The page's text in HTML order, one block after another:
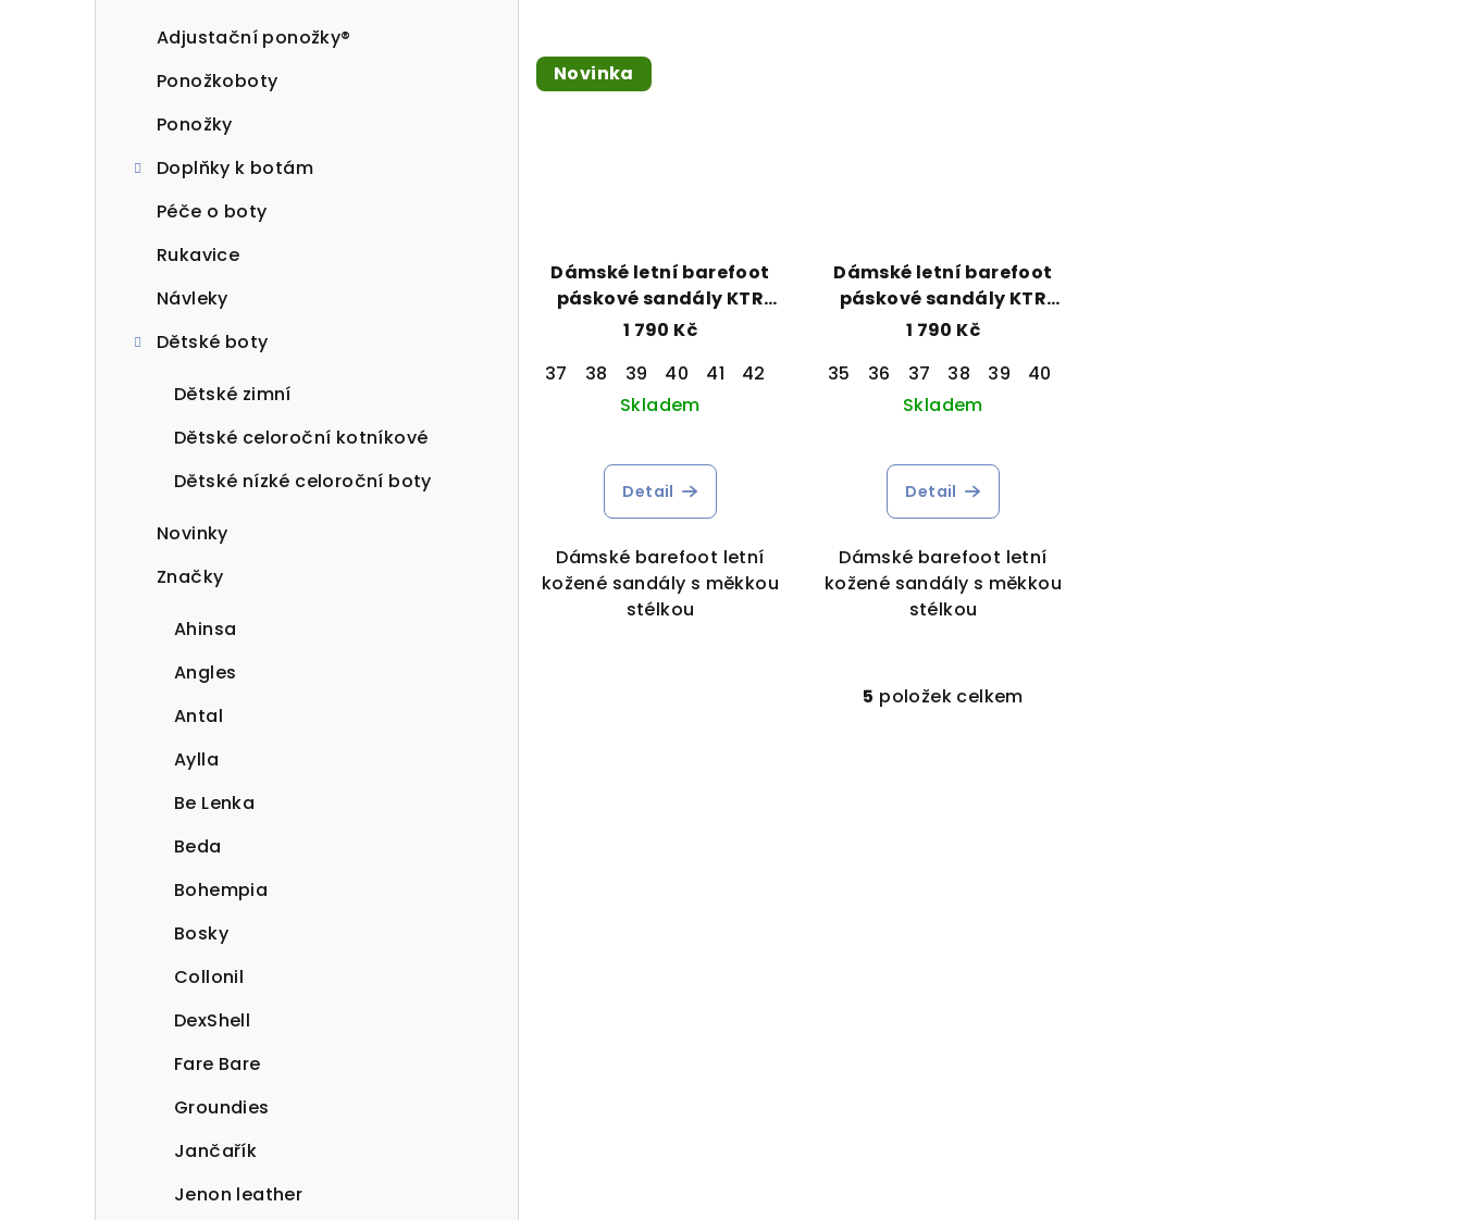
Adjustační ponožky®
Ponožkoboty
Ponožky
Doplňky k botám
Péče o boty
Rukavice
Návleky
Dětské boty
Dětské zimní
Dětské celoroční kotníkové
Dětské nízké celoroční boty
Novinky
Značky
Ahinsa
Angles
Antal
Aylla
Be Lenka
Beda
Bohempia
Bosky
Collonil
DexShell
Fare Bare
Groundies
Jančařík
Jenon leather
Novinka
Dámské letní barefoot
páskové sandály KTR
25027 bílé
1 790 Kč
37
38 39 40 41
42
Skladem
Detail
Dámské barefoot letní
kožené sandály s měkkou
stélkou
Dámské letní barefoot
páskové sandály KTR
95006 černé
1 790 Kč
35
36 37 38 39 40
Skladem
Detail
Dámské barefoot letní
kožené sandály s měkkou
stélkou
O
5 položek celkem